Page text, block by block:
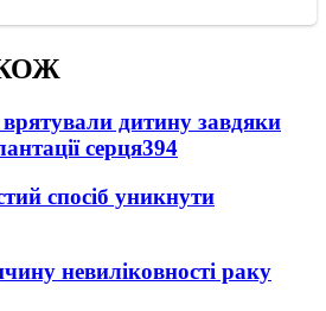
дитину завдяки
серця394
спосіб уникнути
невиліковності раку